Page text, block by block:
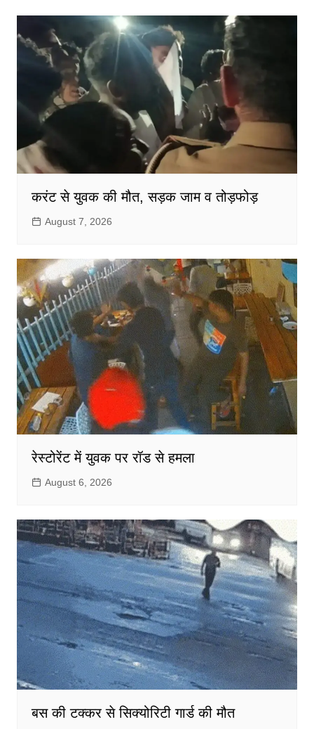
करंट से युवक की मौत, सड़क जाम व तोड़फोड़
August 7, 2026
रेस्टोरेंट में युवक पर रॉड से हमला
August 6, 2026
बस की टक्कर से सिक्योरिटी गार्ड की मौत